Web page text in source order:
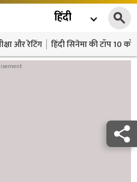
हिंदी
और रेटिंग हिंदी सिनेमा की टॉप 10